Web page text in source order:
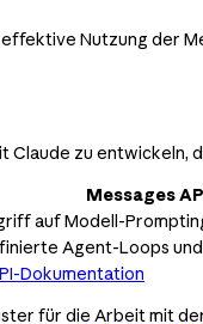
Nutzung der
zu entwickeln,
Messages
auf Modell-
Agent-Loops
Dokumentation
für die Arbeit mit